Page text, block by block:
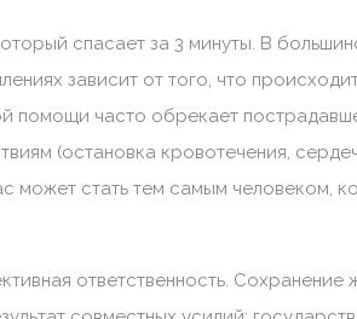
спасает за 3 минуты. В
зависит от того, что
помощи часто обрекает
(остановка кровотечения,
может стать тем самым человеком,
ответственность. Сохранение